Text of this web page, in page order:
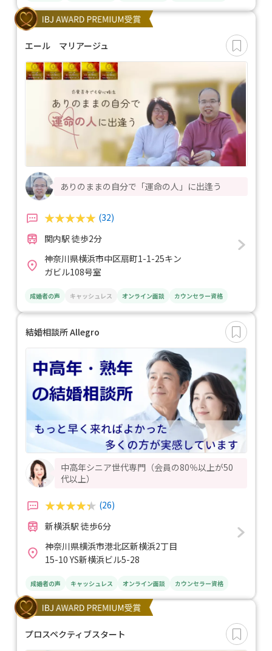
エール マリアージュ
ありのままの自分で「運命の人」に出逢う
(32)
関内駅 徒歩2分
神奈川県横浜市中区扇町1-1-25キン
ガビル108号室
成婚者の声 キャッシュレス オンライン面談 カウンセラー資格
結婚相談所 Allegro
中高年シニア世代専門（会員の80％以上が50
代以上）
(26)
新横浜駅 徒歩6分
神奈川県横浜市港北区新横浜2丁目
15-10 YS新横浜ビル5-28
成婚者の声 キャッシュレス オンライン面談 カウンセラー資格
プロスペクティブスタート